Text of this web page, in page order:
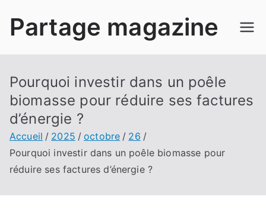
Partage magazine
Pourquoi investir dans un poêle
biomasse pour réduire ses factures
d’énergie ?
Accueil 2025 octobre
26
Pourquoi investir dans un poêle biomasse pour
réduire ses factures d’énergie ?